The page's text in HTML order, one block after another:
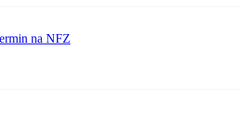
na NFZ